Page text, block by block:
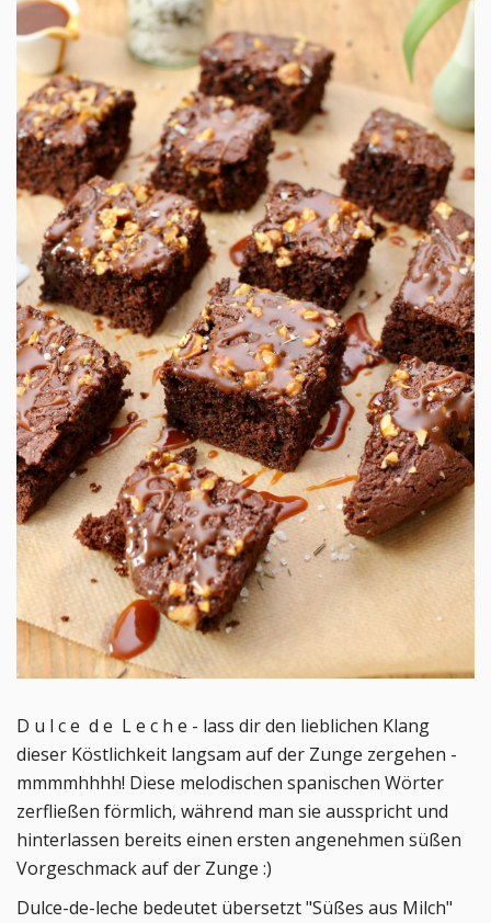
D u l c e d e L e c h e - lass dir den lieblichen Klang
dieser Köstlichkeit langsam auf der Zunge zergehen -
mmmmhhhh! Diese melodischen spanischen Wörter
zerfließen förmlich, während man sie ausspricht und
hinterlassen bereits einen ersten angenehmen süßen
Vorgeschmack auf der Zunge :)
Dulce-de-leche bedeutet übersetzt "Süßes aus Milch"